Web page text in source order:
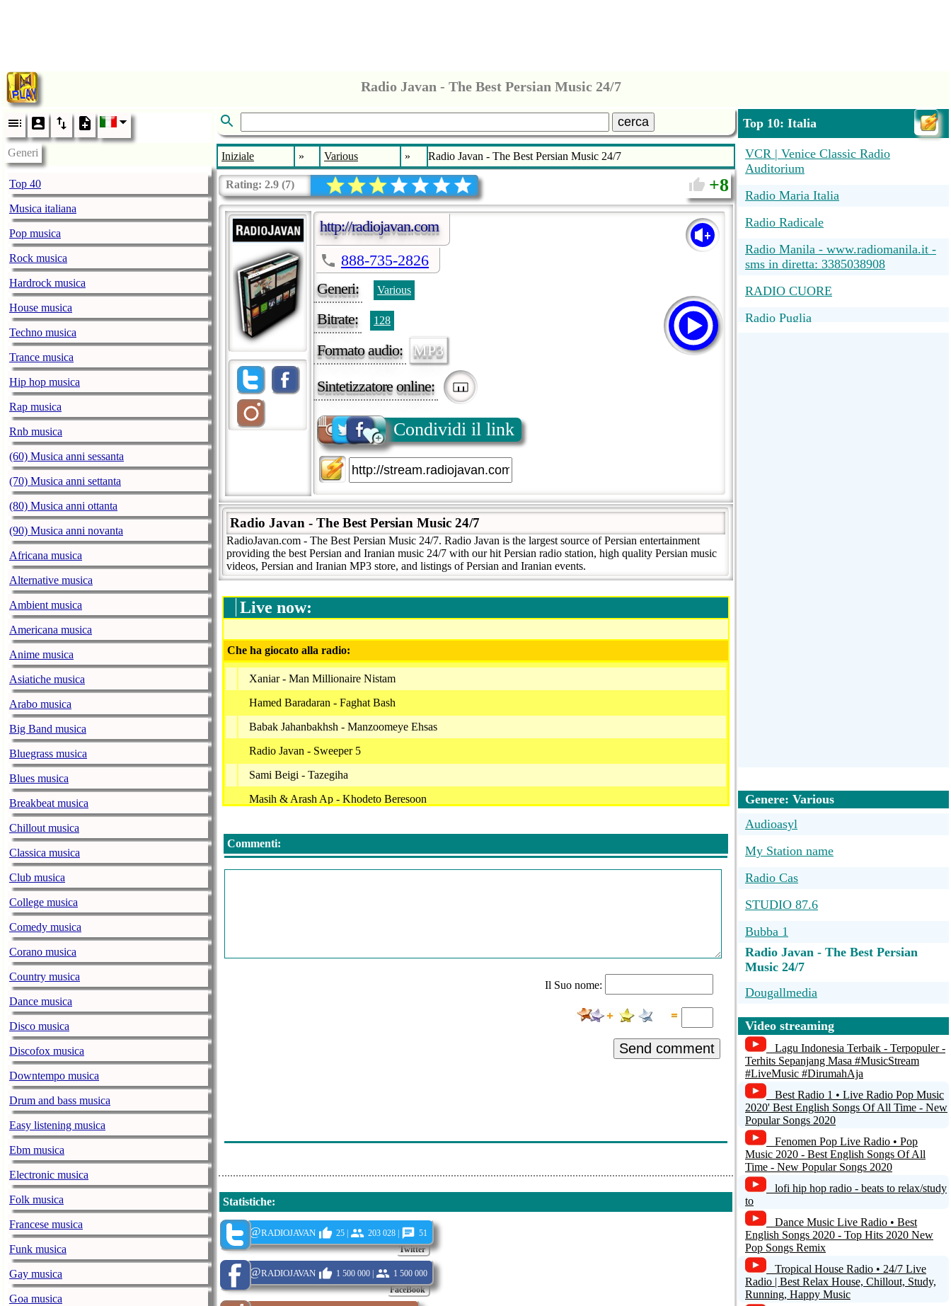
Radio Javan - The Best Persian Music 24/7
Generi
Top 40
Musica italiana
Pop musica
Rock musica
Hardrock musica
House musica
Techno musica
Trance musica
Hip hop musica
Rap musica
Rnb musica
(60) Musica anni sessanta
(70) Musica anni settanta
(80) Musica anni ottanta
(90) Musica anni novanta
Africana musica
Alternative musica
Ambient musica
Americana musica
Anime musica
Asiatiche musica
Arabo musica
Big Band musica
Bluegrass musica
Blues musica
Breakbeat musica
Chillout musica
Classica musica
Club musica
College musica
Comedy musica
Corano musica
Country musica
Dance musica
Disco musica
Discofox musica
Downtempo musica
Drum and bass musica
Easy listening musica
Ebm musica
Electronic musica
Folk musica
Francese musica
Funk musica
Gay musica
Goa musica
cerca
Iniziale » Various » Radio Javan - The Best Persian Music 24/7
Rating: 2.9 (7) 8
http://radiojavan.com
888-735-2826
Generi:
Various
Bitrate: 128
Formato audio: MP3
Sintetizzatore online:
Condividi il link
Radio Javan - The Best Persian Music 24/7
RadioJavan.com - The Best Persian Music 24/7. Radio Javan is the largest source of Persian entertainment
providing the best Persian and Iranian music 24/7 with our hit Persian radio station, high quality Persian music
videos, Persian and Iranian MP3 store, and listings of Persian and Iranian events.
Live now:
Che ha giocato alla radio:
Xaniar - Man Millionaire Nistam
Hamed Baradaran - Faghat Bash
Babak Jahanbakhsh - Manzoomeye Ehsas
Radio Javan - Sweeper 5
Sami Beigi - Tazegiha
Masih & Arash Ap - Khodeto Beresoon
Farzad Farokh - Divar
Kamran & Hooman - Oon Ba Man
Commenti:
Il Suo nome:
Send comment
Statistiche:
Twitter
@radiojavan 25 | 203 028 | 51
FaceBook
@radiojavan 1 500 000 | 1 500 000
Top 10: Italia
VCR | Venice Classic Radio
Auditorium
Radio Maria Italia
Radio Radicale
Radio Manila - www.radiomanila.it -
sms in diretta: 3385038908
RADIO CUORE
Radio Puglia
Genere: Various
Audioasyl
My Station name
Radio Cas
STUDIO 87.6
Bubba 1
Radio Javan - The Best Persian
Music 24/7
Dougallmedia
Radio Vital
GTFM - 24 hour local radio
Fever FM
club
Video streaming
Lagu Indonesia Terbaik - Terpopuler -
Terhits Sepanjang Masa #MusicStream
#LiveMusic #DirumahAja
Best Radio 1 • Live Radio Pop Music
2020' Best English Songs Of All Time - New
Popular Songs 2020
Fenomen Pop Live Radio • Pop
Music 2020 - Best English Songs Of All
Time - New Popular Songs 2020
lofi hip hop radio - beats to relax/study
to
Dance Music Live Radio • Best
English Songs 2020 - Top Hits 2020 New
Pop Songs Remix
Tropical House Radio • 24/7 Live
Radio | Best Relax House, Chillout, Study,
Running, Happy Music